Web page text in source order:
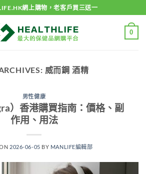
網上購物，老客戶買三送一
0
威而鋼 酒精
男性健康
）香港購買指南：價格、副
作用、用法
2026-06-05 BY MANLIFE編輯部